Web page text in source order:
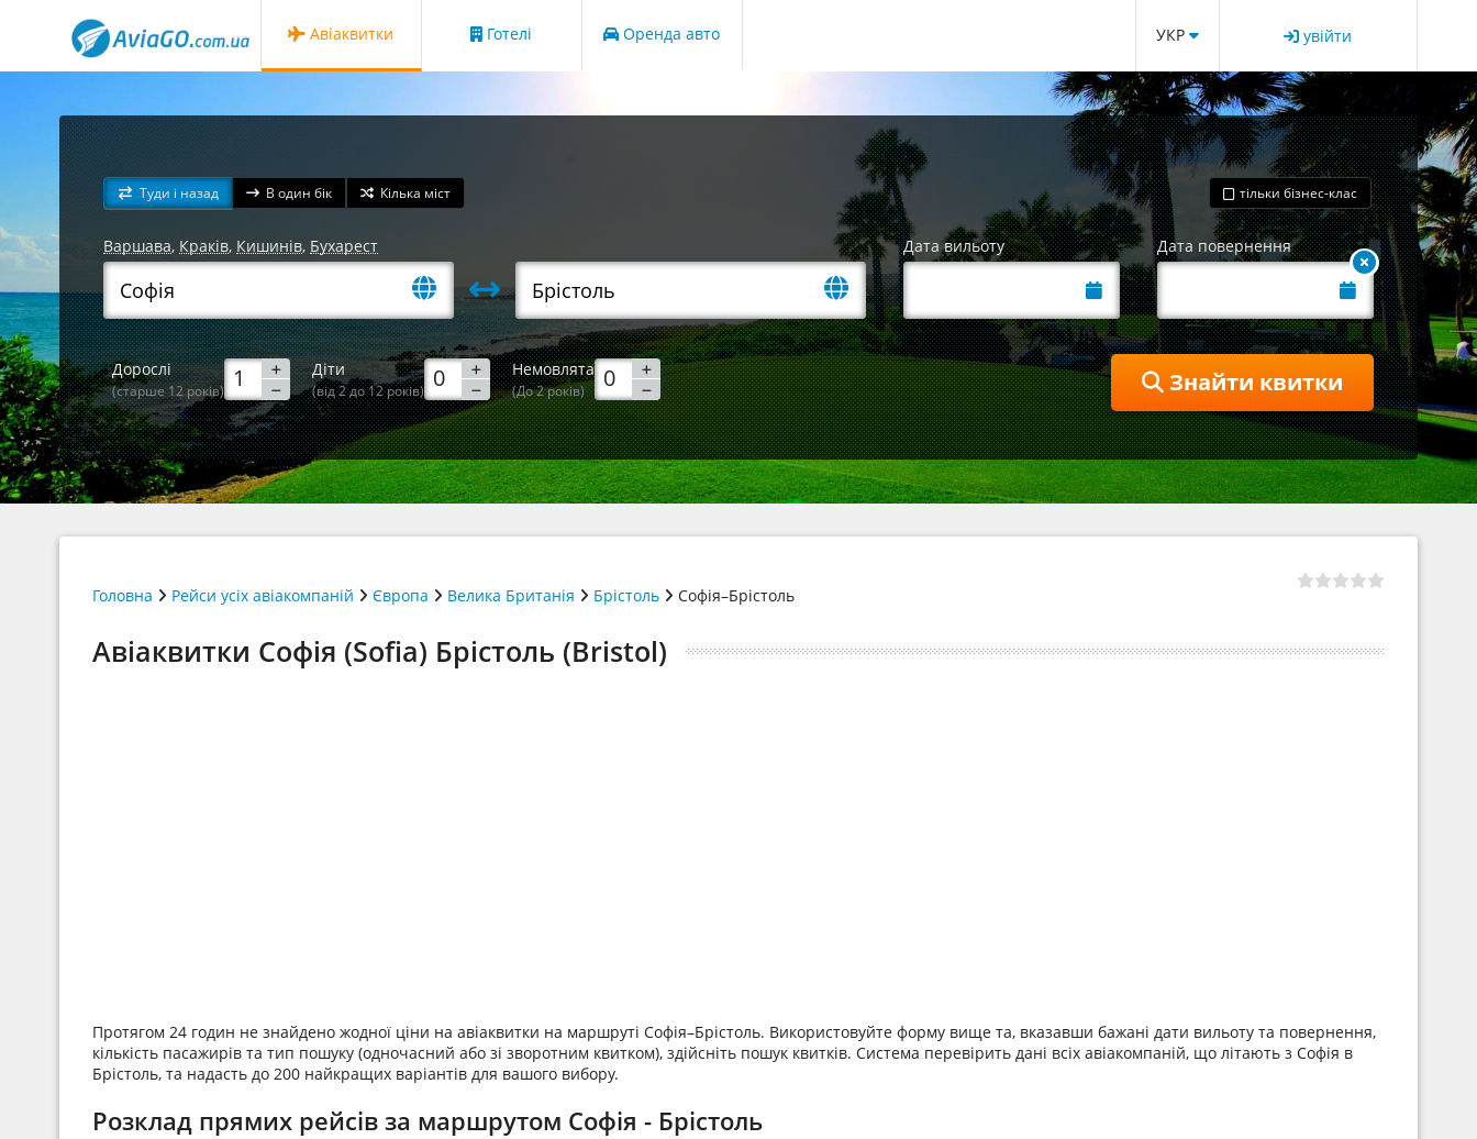
Авіаквитки Готелі Оренда авто УКР увійти
Туди і назад В один бік Кілька міст тільки бізнес-клас
Варшава,Краків, Кишинів, Бухарест Дата вильоту Дата повернення
Дорослі
(старше 12 років)
Діти
(від 2 до 12 років)
Немовлята
(До 2 років) Знайти квитки
Головна Рейси усіх авіакомпаній Європа Велика Британія Брістоль Софія–Брістоль
Авіаквитки Софія (Sofia) Брістоль (Bristol)
Протягом 24 годин не знайдено жодної ціни на авіаквитки на маршруті Софія–Брістоль. Використовуйте форму вище та, вказавши бажані дати вильоту та повернення,
кількість пасажирів та тип пошуку (одночасний або зі зворотним квитком), здійсніть пошук квитків. Система перевірить дані всіх авіакомпаній, що літають з Софія в
Брістоль, та надасть до 200 найкращих варіантів для вашого вибору.
Розклад прямих рейсів за маршрутом Софія - Брістоль